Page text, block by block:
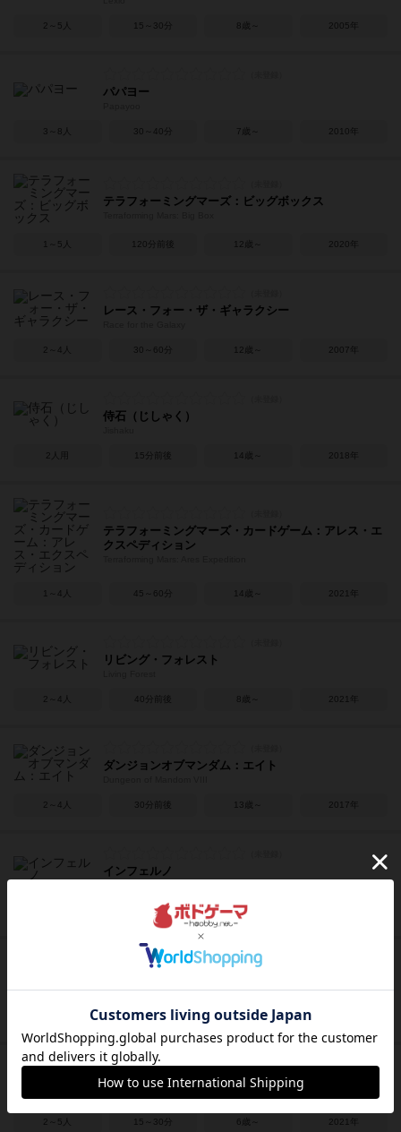
2～5人 15～30分 8歳～ 2005年
パパヨー
3～8人 30～40分 7歳～ 2010年
テラフォーミングマーズ：ビッグボックス
1～5人 120分前後 12歳～ 2020年
レース・フォー・ザ・ギャラクシー
2～4人 30～60分 12歳～ 2007年
侍石（じしゃく）
2人用 15分前後 14歳～ 2018年
テラフォーミングマーズ・カードゲーム：アレス・エ
クスペディション
1～4人 45～60分 14歳～ 2021年
リビング・フォレスト
2～4人 40分前後 8歳～ 2021年
ダンジョンオブマンダム：エイト
2～4人 30分前後 13歳～ 2017年
インフェルノ
20分前後 8歳～
Whirling Witchcraft
15～30分 14歳～
ナナ
2～5人 15～30分 6歳～ 2021年